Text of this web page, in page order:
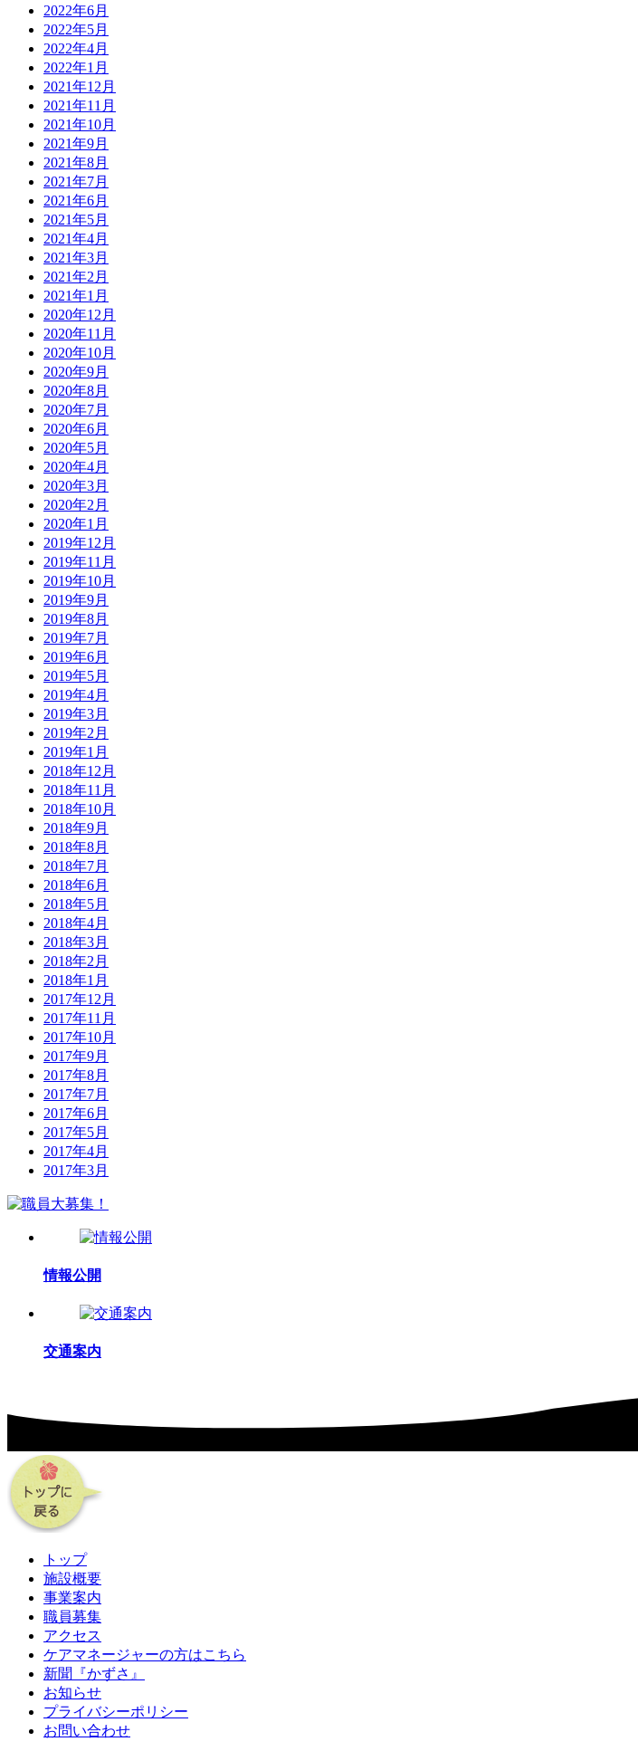
2022年6月
2022年5月
2022年4月
2022年1月
2021年12月
2021年11月
2021年10月
2021年9月
2021年8月
2021年7月
2021年6月
2021年5月
2021年4月
2021年3月
2021年2月
2021年1月
2020年12月
2020年11月
2020年10月
2020年9月
2020年8月
2020年7月
2020年6月
2020年5月
2020年4月
2020年3月
2020年2月
2020年1月
2019年12月
2019年11月
2019年10月
2019年9月
2019年8月
2019年7月
2019年6月
2019年5月
2019年4月
2019年3月
2019年2月
2019年1月
2018年12月
2018年11月
2018年10月
2018年9月
2018年8月
2018年7月
2018年6月
2018年5月
2018年4月
2018年3月
2018年2月
2018年1月
2017年12月
2017年11月
2017年10月
2017年9月
2017年8月
2017年7月
2017年6月
2017年5月
2017年4月
2017年3月
情報公開
交通案内
トップ
施設概要
事業案内
職員募集
アクセス
ケアマネージャーの方はこちら
新聞『かずさ』
お知らせ
プライバシーポリシー
お問い合わせ